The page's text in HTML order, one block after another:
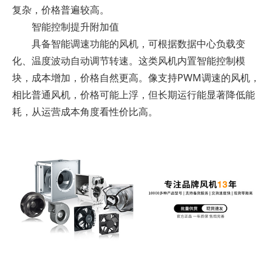
复杂，价格普遍较高。
智能控制提升附加值
具备智能调速功能的风机，可根据数据中心负载变
化、温度波动自动调节转速。这类风机内置智能控制模
块，成本增加，价格自然更高。像支持PWM调速的风机，
相比普通风机，价格可能上浮，但长期运行能显著降低能
耗，从运营成本角度看性价比高。